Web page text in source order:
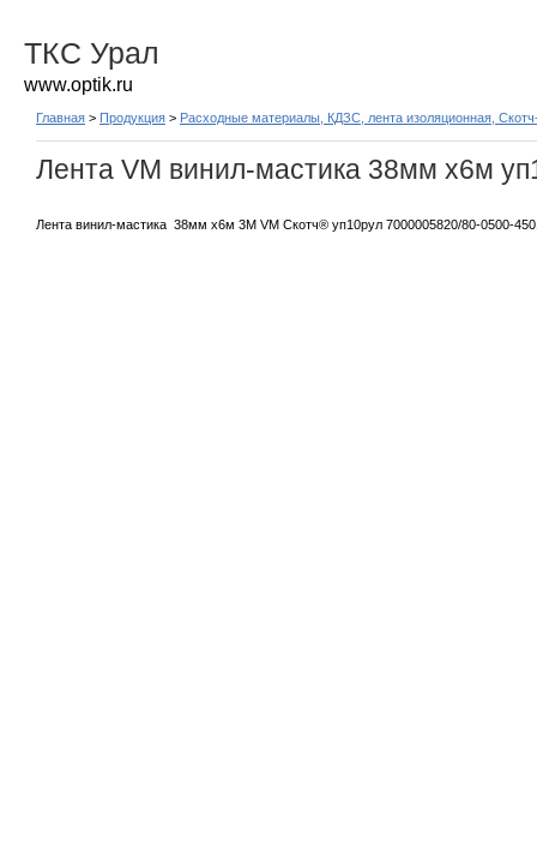
ТКС Урал
www.optik.ru
Главная > Продукция > Расходные материалы, КДЗС, лента изоляционная,
Лента VM винил-мастика 38мм х6м
Лента винил-мастика 38мм х6м 3M VM Скотч® уп10рул 7000005820/80-0500-